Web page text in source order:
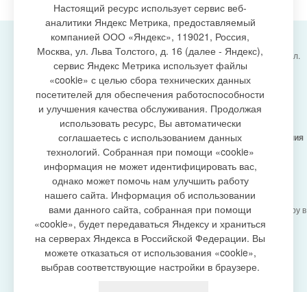
создание сайта
Администрация городского поселения Излучинск, ул.
Энергетиков, 6, пгт. Излучинск, Нижневартовский
район,
Ханты-Мансийский автономный округ-Югра
(Тюменская область), 628634
Сетевое изданиеhttps://www.gp-izluchinsk.ru
16+
Учредитель -Администрация городского поселения
Излучинск
Главный редактор - Бурич Денис Ярославович
Телефон/факс: (3466) 28-13-77 , e-mail:
admizl@rambler.ru
Сетевое изданиеhttps://www.gp-izluchinsk.ru
зарегистрировано Федеральной службой по надзору в
сфере связи,
информационных технологий и массовых
коммуникаций (Роскомнадзор), регистрационный
номер СМИ
ЭЛ № ФС77-87353 от 27.04.2024
Настоящий ресурс использует сервис веб-
аналитики Яндекс Метрика, предоставляемый
компанией ООО «Яндекс», 119021, Россия,
Москва, ул. Льва Толстого, д. 16 (далее - Яндекс),
сервис Яндекс Метрика использует файлы
«cookie» с целью сбора технических данных
посетителей для обеспечения работоспособности
и улучшения качества обслуживания. Продолжая
использовать ресурс, Вы автоматически
соглашаетесь с использованием данных
технологий. Собранная при помощи «cookie»
информация не может идентифицировать вас,
однако может помочь нам улучшить работу
нашего сайта. Информация об использовании
вами данного сайта, собранная при помощи
«cookie», будет передаваться Яндексу и храниться
на серверах Яндекса в Российской Федерации. Вы
можете отказаться от использования «cookie»,
выбрав соответствующие настройки в браузере.